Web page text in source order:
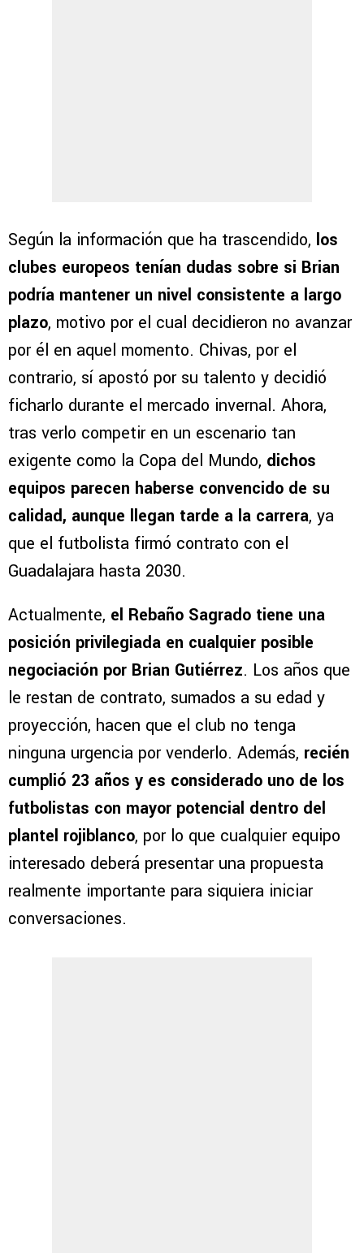
Según la información que ha trascendido, los
clubes europeos tenían dudas sobre si Brian
podría mantener un nivel consistente a largo
plazo, motivo por el cual decidieron no avanzar
por él en aquel momento. Chivas, por el
contrario, sí apostó por su talento y decidió
ficharlo durante el mercado invernal. Ahora,
tras verlo competir en un escenario tan
exigente como la Copa del Mundo, dichos
equipos parecen haberse convencido de su
calidad, aunque llegan tarde a la carrera, ya
que el futbolista firmó contrato con el
Guadalajara hasta 2030.
Actualmente, el Rebaño Sagrado tiene una
posición privilegiada en cualquier posible
negociación por Brian Gutiérrez. Los años que
le restan de contrato, sumados a su edad y
proyección, hacen que el club no tenga
ninguna urgencia por venderlo. Además, recién
cumplió 23 años y es considerado uno de los
futbolistas con mayor potencial dentro del
plantel rojiblanco, por lo que cualquier equipo
interesado deberá presentar una propuesta
realmente importante para siquiera iniciar
conversaciones.